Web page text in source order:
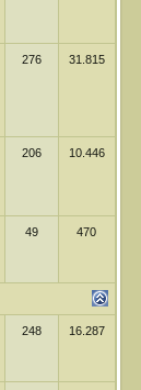
276 31.815
206 10.446
49 470
248 16.287